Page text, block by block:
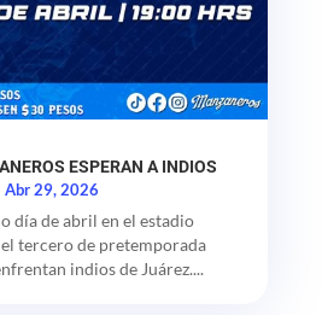
ESPERAN A INDIOS
Abr 29, 2026
día de abril en el estadio
tercero de pretemporada
indios de Juárez....